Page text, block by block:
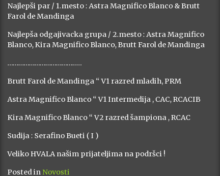
Najlepši par / 1.mesto : Astra Magnifico Blanco & Brutt
Farol de Mandinga
Najlepša odgajivacka grupa / 2.mesto : Astra Magnifico
Blanco, Kira Magnifico Blanco, Brutt Farol de Mandinga
…………………………………..
Brutt Farol de Mandinga “ V1 razred mladih, PRM
Astra Magnifico Blanco “ V1 Intermedija , CAC, RCACIB
Kira Magnifico Blanco “ V2 razred šampiona , RCAC
Sudija : Serafino Bueti ( I )
Veliko HVALA našim prijateljima na podršci !
Posted in Novosti